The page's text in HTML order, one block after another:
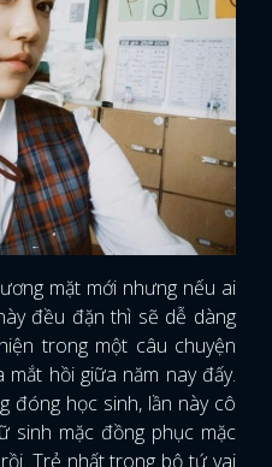
x
mặt mới nhưng nếu ai
đều đặn thì sẽ dễ dàng
trong một câu chuyện
mắt hồi giữa năm nay đấy.
đóng học sinh, lần này cô
sinh mặc đồng phục mặc
Trẻ nhất trong bộ tứ vai